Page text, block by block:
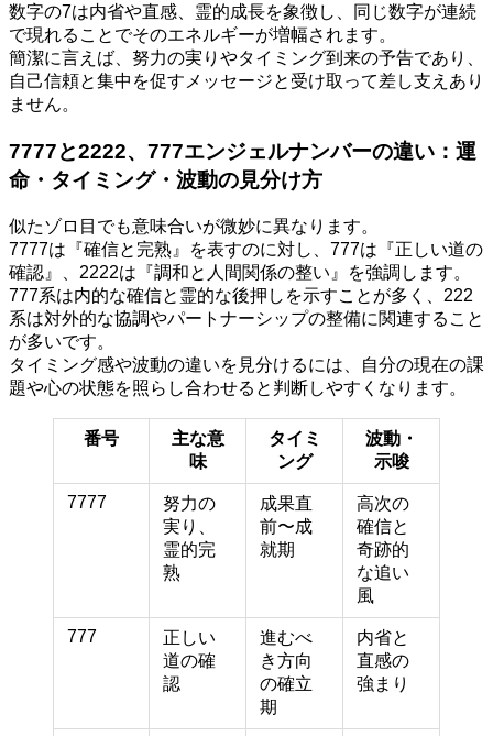
数字の7は内省や直感、霊的成長を象徴し、同じ数字が連続
で現れることでそのエネルギーが増幅されます。
簡潔に言えば、努力の実りやタイミング到来の予告であり、
自己信頼と集中を促すメッセージと受け取って差し支えあり
ません。
7777と2222、777エンジェルナンバーの違い：運
命・タイミング・波動の見分け方
似たゾロ目でも意味合いが微妙に異なります。
7777は『確信と完熟』を表すのに対し、777は『正しい道の
確認』、2222は『調和と人間関係の整い』を強調します。
777系は内的な確信と霊的な後押しを示すことが多く、222
系は対外的な協調やパートナーシップの整備に関連すること
が多いです。
タイミング感や波動の違いを見分けるには、自分の現在の課
題や心の状態を照らし合わせると判断しやすくなります。
番号
主な意
味
タイミ
ング
波動・
示唆
7777
努力の
実り、
霊的完
熟
成果直
前〜成
就期
高次の
確信と
奇跡的
な追い
風
777
正しい
道の確
認
進むべ
き方向
の確立
期
内省と
直感の
強まり